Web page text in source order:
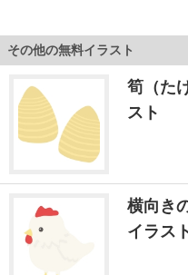
その他の無料イラスト
筍（た
スト
横向き
イラス